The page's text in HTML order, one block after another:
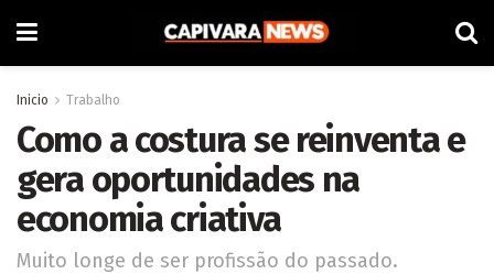
Inicio Trabalho
Como a costura se reinventa e
gera oportunidades na
economia criativa
Muito longe de ser profissão do passado.